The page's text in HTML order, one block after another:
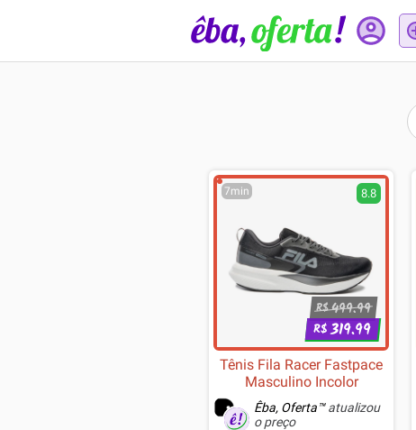
7min 8.8
R$499.99
R$319.99
Tênis Fila Racer Fastpace
Masculino Incolor
Êba, Oferta™atualizou
o preço